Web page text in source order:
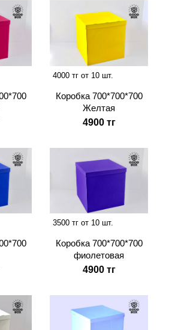
4000 тг от 10 шт.
Коробка 700*700*700
Желтая
4900 тг
3500 тг от 10 шт.
Коробка 700*700*700
фиолетовая
4900 тг